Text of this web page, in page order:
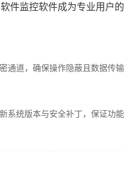
件监控软件成为专业用户的
通道，确保操作隐蔽且数据传输
系统版本与安全补丁，保证功能